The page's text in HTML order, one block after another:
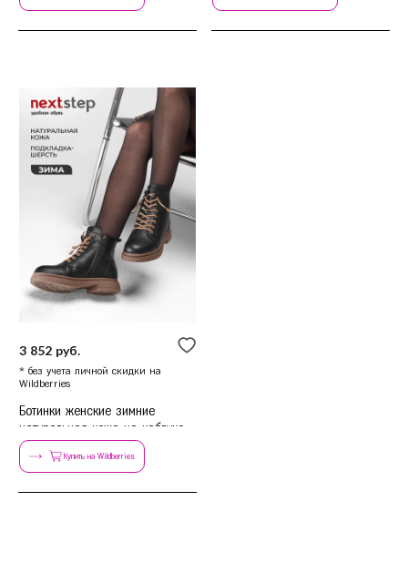
3 852 руб.
* без учета личной скидки на
Wildberries
Ботинки женские зимние
натуральная кожа на каблуке
Купить на Wildberries